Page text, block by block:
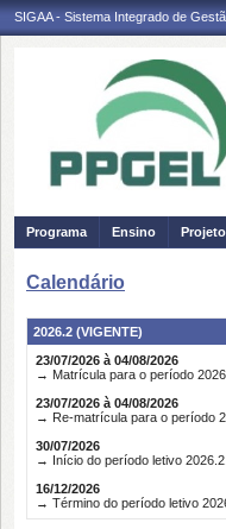
SIGAA - Sistema Integrado de
Programa Ensino
Calendário
2026.2 (VIGENTE)
23/07/2026 à 04/08/2026
→ Matrícula para o período
23/07/2026 à 04/08/2026
→ Re-matrícula para o período
30/07/2026
→ Início do período letivo 2026.2.
16/12/2026
→ Término do período letivo